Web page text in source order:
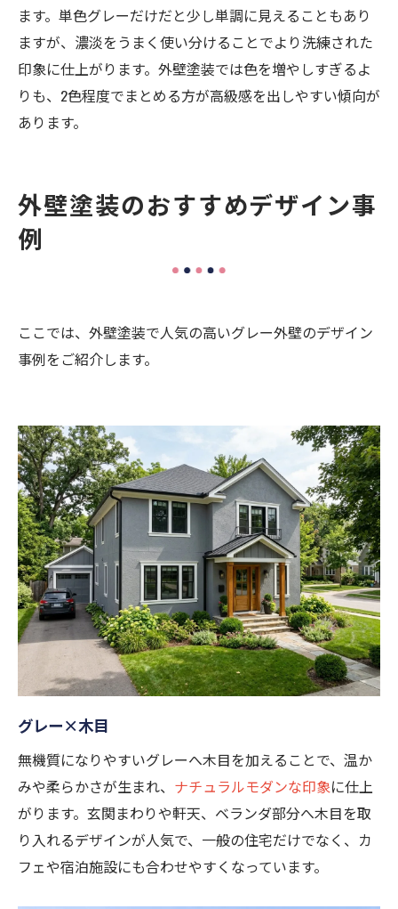
ます。単色グレーだけだと少し単調に見えることもあり
ますが、濃淡をうまく使い分けることでより洗練された
印象に仕上がります。外壁塗装では色を増やしすぎるよ
りも、2色程度でまとめる方が高級感を出しやすい傾向が
あります。
外壁塗装のおすすめデザイン事
例
ここでは、外壁塗装で人気の高いグレー外壁のデザイン
事例をご紹介します。
グレー×木目
無機質になりやすいグレーへ木目を加えることで、温か
みや柔らかさが生まれ、 ナチュラルモダンな印象に仕上
がります。玄関まわりや軒天、ベランダ部分へ木目を取
り入れるデザインが人気で、一般の住宅だけでなく、カ
フェや宿泊施設にも合わせやすくなっています。